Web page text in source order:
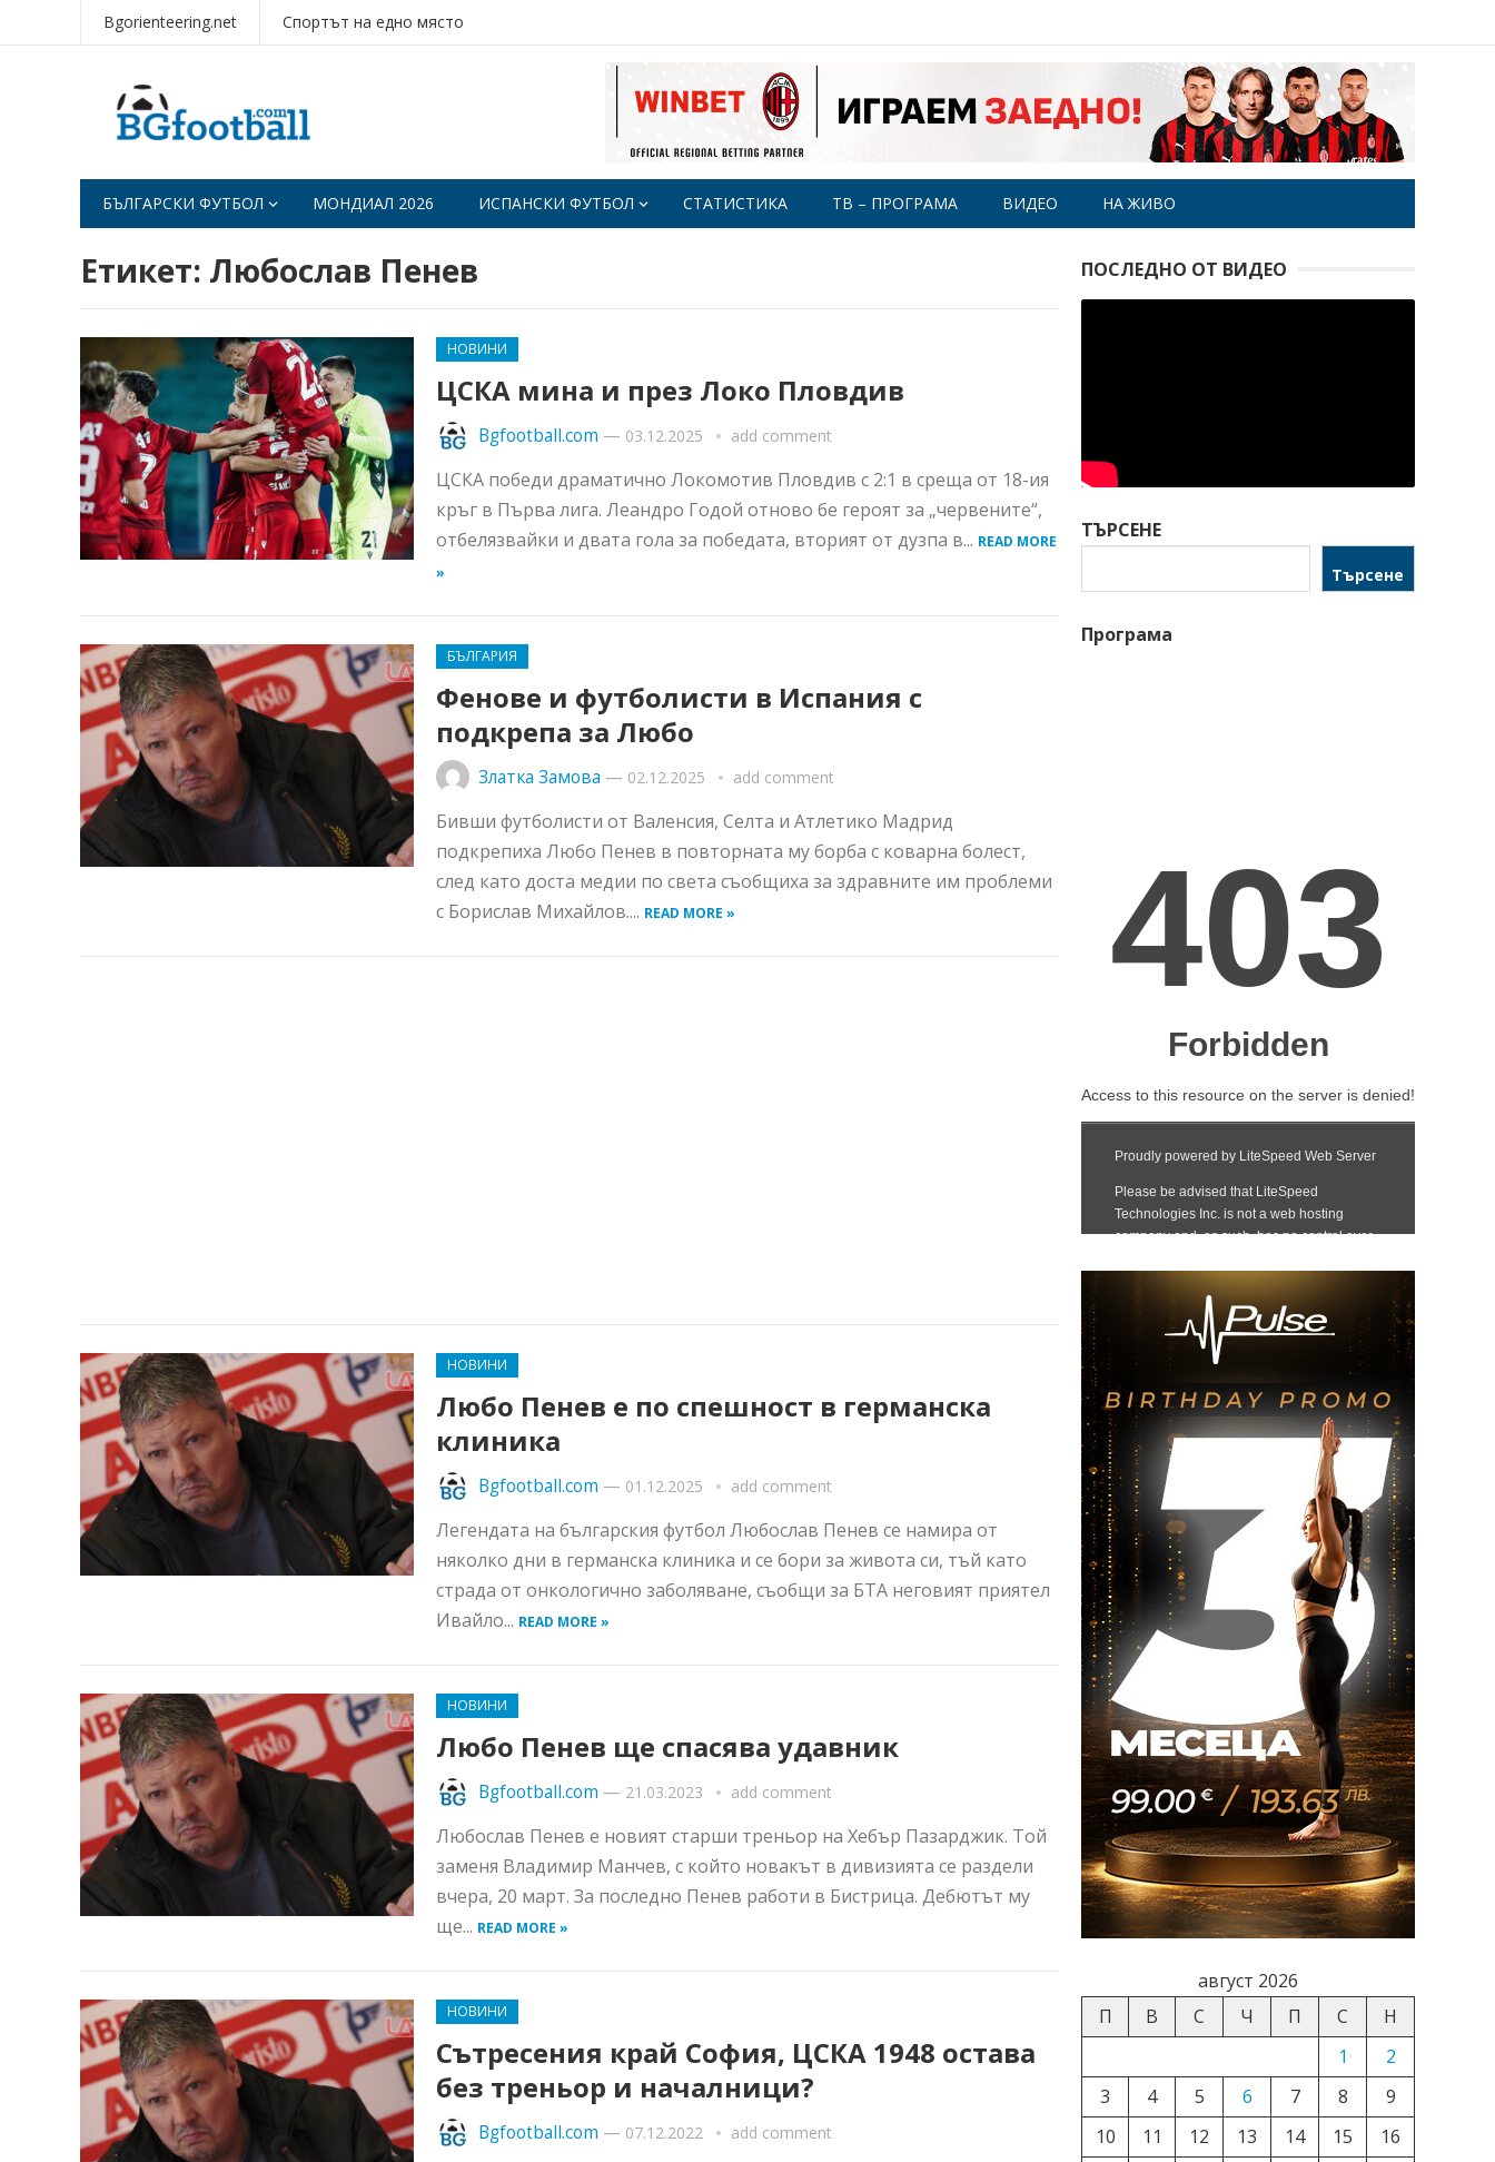
Bgorienteering.net Спортът на едно място
БЪЛГАРСКИ ФУТБОЛ МОНДИАЛ 2026 ИСПАНСКИ ФУТБОЛ СТАТИСТИКА ТВ – ПРОГРАМА ВИДЕО НА ЖИВО
Етикет: Любослав Пенев
НОВИНИ
ЦСКА мина и през Локо Пловдив
Bgfootball.com — 03.12.2025 add comment
ЦСКА победи драматично Локомотив Пловдив с 2:1 в среща от 18-ия
кръг в Първа лига. Леандро Годой отново бе героят за „червените“,
отбелязвайки и двата гола за победата, вторият от дузпа в... READ MORE
»
БЪЛГАРИЯ
Фенове и футболисти в Испания с
подкрепа за Любо
Златка Замова — 02.12.2025 add comment
Бивши футболисти от Валенсия, Селта и Атлетико Мадрид
подкрепиха Любо Пенев в повторната му борба с коварна болест,
след като доста медии по света съобщиха за здравните им проблеми
с Борислав Михайлов.... READ MORE »
НОВИНИ
Любо Пенев е по спешност в германска
клиника
Bgfootball.com — 01.12.2025 add comment
Легендата на българския футбол Любослав Пенев се намира от
няколко дни в германска клиника и се бори за живота си, тъй като
страда от онкологично заболяване, съобщи за БТА неговият приятел
Ивайло... READ MORE »
НОВИНИ
Любо Пенев ще спасява удавник
Bgfootball.com — 21.03.2023 add comment
Любослав Пенев е новият старши треньор на Хебър Пазарджик. Той
заменя Владимир Манчев, с който новакът в дивизията се раздели
вчера, 20 март. За последно Пенев работи в Бистрица. Дебютът му
ще... READ MORE »
НОВИНИ
Сътресения край София, ЦСКА 1948 остава
без треньор и началници?
Bgfootball.com — 07.12.2022 add comment
ПОСЛЕДНО ОТ ВИДЕО
ТЪРСЕНЕ
Търсене
Програма
август 2026
П
В С Ч П С
Н
1
2
3
4 5 6 7 8
9
10
11 12 13 14 15
16